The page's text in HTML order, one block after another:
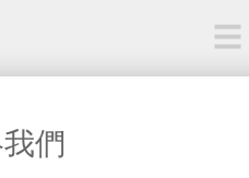
們